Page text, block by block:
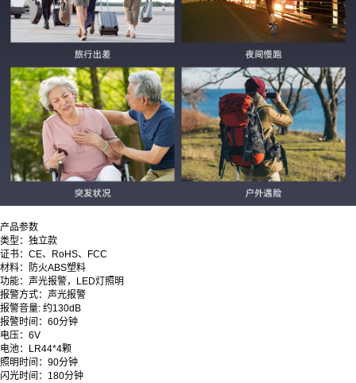
产品参数
类型：独立款
证书：CE、RoHS、FCC
材料：防火ABS塑料
功能：声光报警，LED灯照明
报警方式：声光报警
报警音量: 约130dB
报警时间：60分钟
电压：6V
电池：LR44*4颗
照明时间：90分钟
闪光时间：180分钟